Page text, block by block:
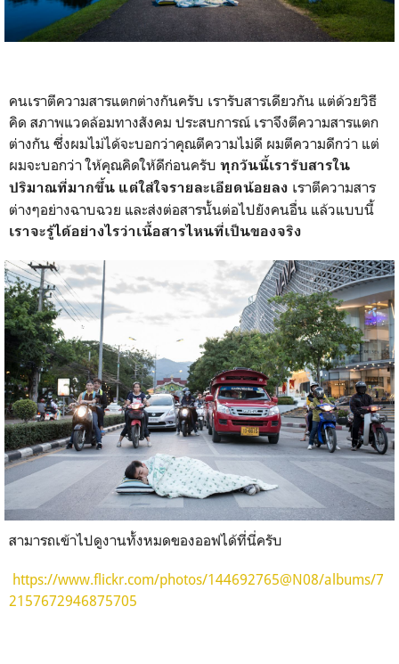
คนเราตีความสารแตกต่างกันครับ เรารับสารเดียวกัน แต่ด้วยวิธี
คิด สภาพแวดล้อมทางสังคม ประสบการณ์ เราจึงตีความสารแตก
ต่างกัน ซึ่งผมไม่ได้จะบอกว่าคุณตีความไม่ดี ผมตีความดีกว่า แต่
ผมจะบอกว่า ให้คุณคิดให้ดีก่อนครับ ทุกวันนี้เรารับสารใน
ปริมาณที่มากขึ้น แต่ใส่ใจรายละเอียดน้อยลง เราตีความสาร
ต่างๆอย่างฉาบฉวย และส่งต่อสารนั้นต่อไปยังคนอื่น แล้วแบบนี้
เราจะรู้ได้อย่างไรว่าเนื้อสารไหนที่เป็นของจริง
สามารถเข้าไปดูงานทั้งหมดของออฟได้ที่นี่ครับ
https://www.flickr.com/photos/144692765@N08/albums/7
2157672946875705